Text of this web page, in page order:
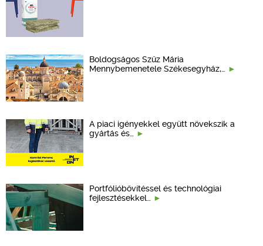
Boldogságos Szűz Mária
Mennybemenetele Székesegyház,…
A piaci igényekkel együtt növekszik a
gyártás és…
Portfólióbővítéssel és technológiai
fejlesztésekkel…